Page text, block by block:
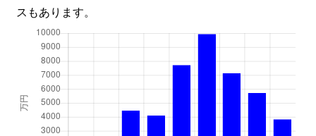
スもあります。